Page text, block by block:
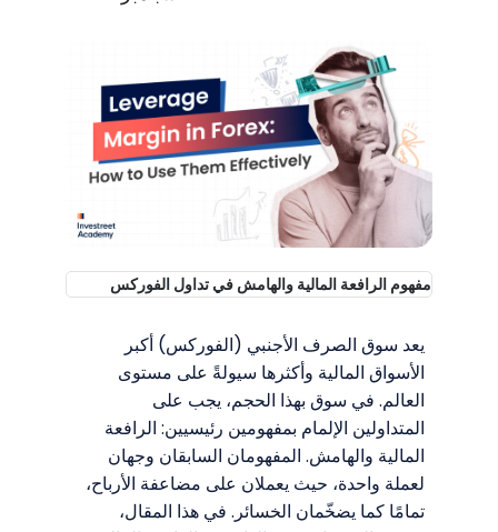
مفهوم الرافعة المالية والهامش في تداول الفوركس
يعد سوق الصرف الأجنبي (الفوركس) أكبر
الأسواق المالية وأكثرها سيولةً على مستوى
العالم. في سوق بهذا الحجم، يجب على
المتداولين الإلمام بمفهومين رئيسيين: الرافعة
المالية والهامش. المفهومان السابقان وجهان
لعملة واحدة، حيث يعملان على مضاعفة الأرباح،
تمامًا كما يضخّمان الخسائر. في هذا المقال،